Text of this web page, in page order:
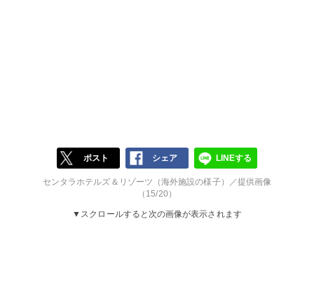
ポスト シェア LINEする
センタラホテルズ＆リゾーツ（海外施設の様子）／提供画像
（15/20）
▼スクロールすると次の画像が表示されます